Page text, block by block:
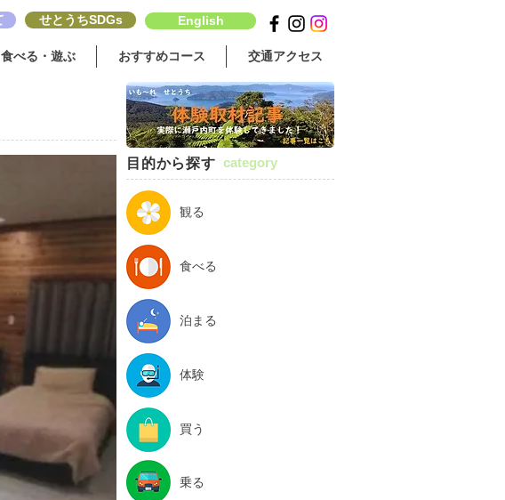
せとうちSDGs English
べる・遊ぶ おすすめコース 交通アクセス
目的から探す category
観る
食べる
泊まる
体験
買う
乗る